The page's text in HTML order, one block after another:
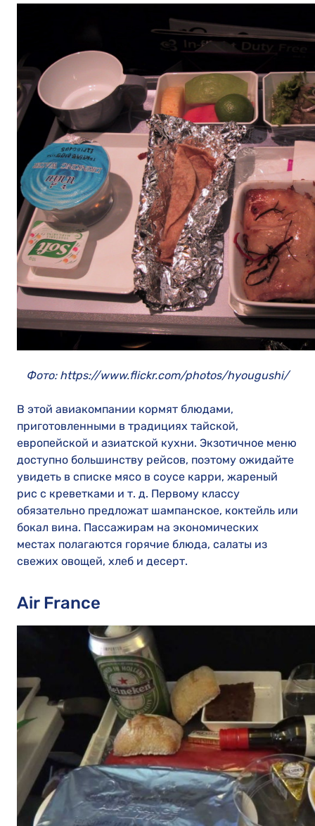
Фото: https://www.flickr.com/photos/hyougushi/
В этой авиакомпании кормят блюдами,
приготовленными в традициях тайской,
европейской и азиатской кухни. Экзотичное меню
доступно большинству рейсов, поэтому ожидайте
увидеть в списке мясо в соусе карри, жареный
рис с креветками и т. д. Первому классу
обязательно предложат шампанское, коктейль или
бокал вина. Пассажирам на экономических
местах полагаются горячие блюда, салаты из
свежих овощей, хлеб и десерт.
Air France